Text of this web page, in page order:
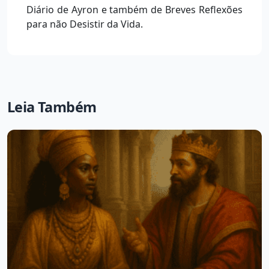
Diário de Ayron e também de Breves Reflexões
para não Desistir da Vida.
Leia Também